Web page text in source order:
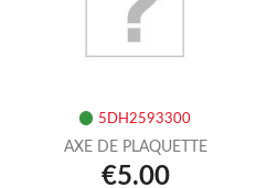
5DH2593300
AXE DE PLAQUETTE
€5.00